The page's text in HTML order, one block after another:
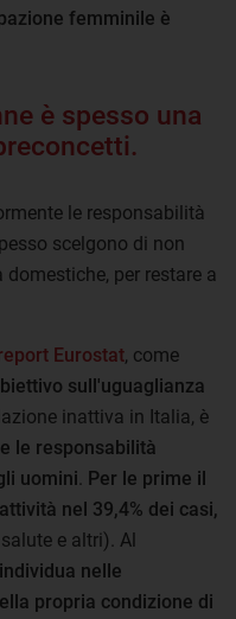
femminile è
è spesso una
le responsabilità
scelgono di non
per restare a
Eurostat, come
sull'uguaglianza
inattiva in Italia, è
le responsabilità
uomini Per le prime il
nel 39,4% dei casi,
e altri). Al
nelle
propria condizione di